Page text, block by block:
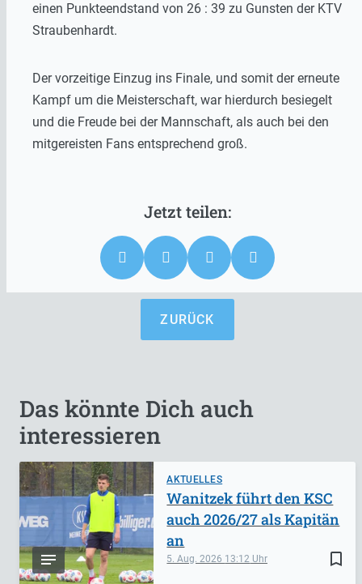
einen Punkteendstand von 26 : 39 zu Gunsten der KTV
Straubenhardt.
Der vorzeitige Einzug ins Finale, und somit der erneute
Kampf um die Meisterschaft, war hierdurch besiegelt
und die Freude bei der Mannschaft, als auch bei den
mitgereisten Fans entsprechend groß.
ZURÜCK
Das könnte Dich auch
interessieren
AKTUELLES
bookmark_border
5. Aug. 2026 13:12
Wanitzek führt den KSC
auch 2026/27 als Kapitän
an